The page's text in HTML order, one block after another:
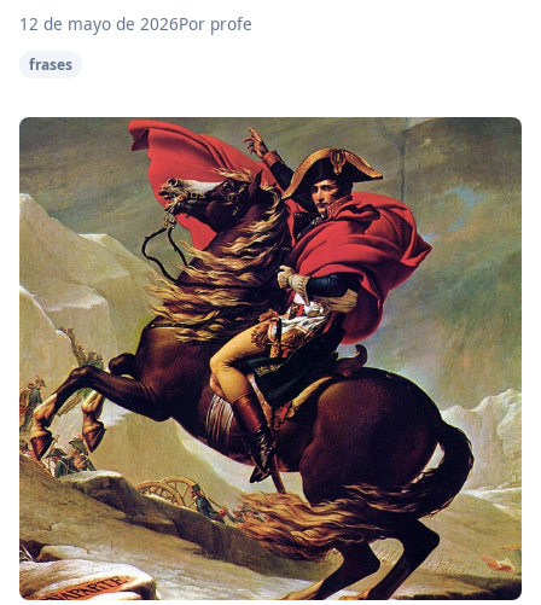
12 de mayo de 2026Por profe
frases